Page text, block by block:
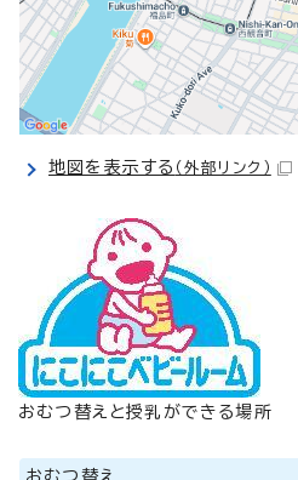
地図を表示する （外部リンク）
おむつ替えと授乳ができる場所
おむつ替え